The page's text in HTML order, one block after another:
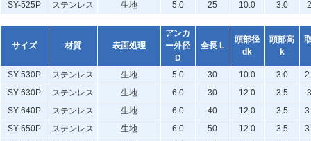
SY-525P
ステンレス 生地 5.0 25 10.0 3.0
サイズ 材質 表面処理
アンカ
ー外径
D
全長 L
頭部径
dk
頭部高
k
SY-530P ステンレス 生地 5.0 30 10.0 3.0
SY-630P
ステンレス 生地 6.0 30 12.0 3.5
SY-640P
ステンレス 生地 6.0 40 12.0 3.5
SY-650P
ステンレス 生地 6.0 50 12.0 3.5